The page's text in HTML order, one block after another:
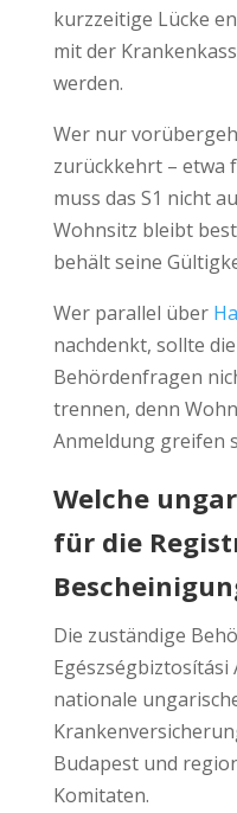
kurzzeitige Lücke
mit der
werden.
Wer nur
zurückkehrt – etwa
muss das S1 nicht
Wohnsitz bleibt
behält seine
Wer parallel über
nachdenkt, sollte
Behördenfragen
trennen, denn
Anmeldung greifen
Welche
für die
Die zuständige
Egészségbiztosítási
nationale
Budapest und
Komitaten.